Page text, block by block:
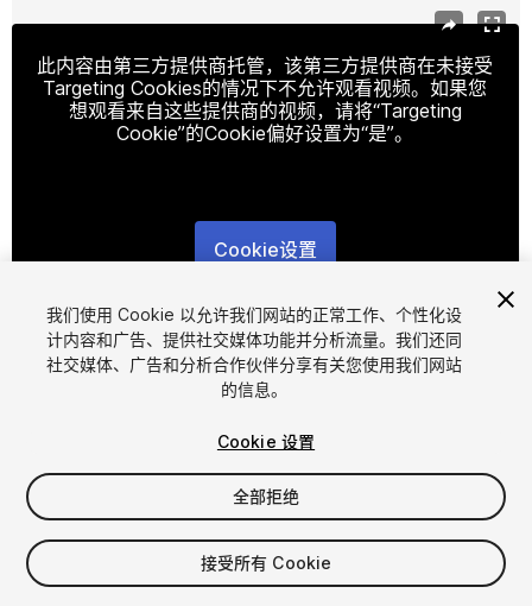
此内容由第三方提供商托管，该第三方提供商在未接受
Targeting Cookies的情况下不允许观看视频。如果您
想观看来自这些提供商的视频，请将“Targeting
Cookie”的Cookie偏好设置为“是”。
Cookie设置
1/19
$39.99
增值税将在结算时计算
我们使用 Cookie 以允许我们网站的正常工作、个性化设
计内容和广告、提供社交媒体功能并分析流量。我们还同
社交媒体、广告和分析合作伙伴分享有关您使用我们网站
的信息。
Cookie 设置
全部拒绝
接受所有 Cookie